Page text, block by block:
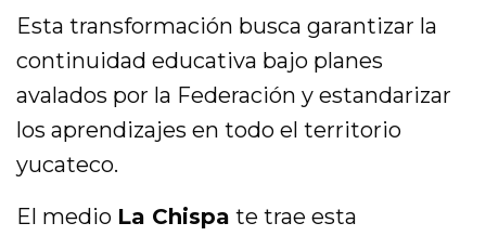
Esta transformación busca garantizar la
continuidad educativa bajo planes
avalados por la Federación y estandarizar
los aprendizajes en todo el territorio
yucateco.
El medio La Chispa te trae esta